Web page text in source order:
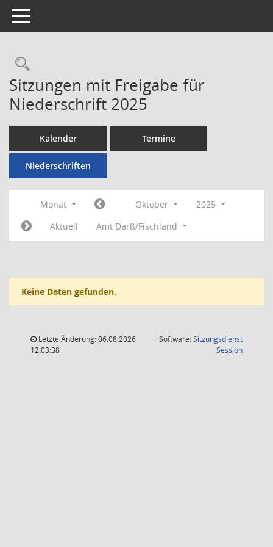
Toggle navigation
Rechercheauswahl
Sitzungen mit Freigabe für
Niederschrift 2025
Kalender Termine
Niederschriften
Monat Oktober
2025
Aktuell
Amt Darß/Fischland
Keine Daten gefunden.
Letzte Änderung: 06.08.2026
12:03:38
Software:Sitzungsdienst
Session(Wird in